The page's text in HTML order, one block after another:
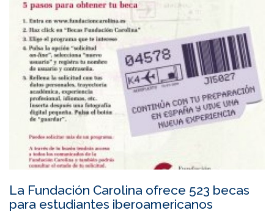
La Fundación Carolina ofrece 523 becas
para estudiantes iberoamericanos